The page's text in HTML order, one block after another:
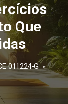
Que
011224-G